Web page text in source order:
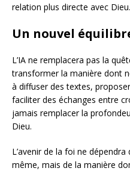
relation plus directe avec Dieu.
Un nouvel
L’IA ne remplacera pas la
transformer la manière dont
à diffuser des textes,
faciliter des échanges entre
jamais remplacer la
Dieu.
L’avenir de la foi ne
même, mais de la manière